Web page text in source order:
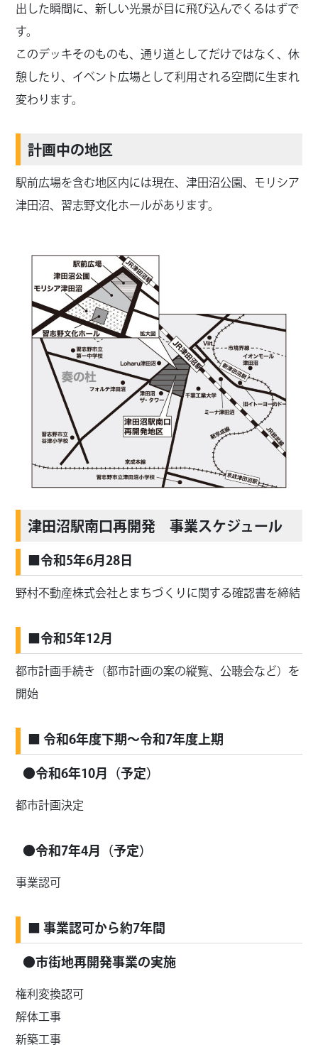
出した瞬間に、新しい光景が目に飛び込んでくるはずで
す。
このデッキそのものも、通り道としてだけではなく、休
憩したり、イベント広場として利用される空間に生まれ
変わります。
計画中の地区
駅前広場を含む地区内には現在、津田沼公園、モリシア
津田沼、習志野文化ホールがあります。
津田沼駅南口再開発 事業スケジュール
■令和5年6月28日
野村不動産株式会社とまちづくりに関する確認書を締結
■令和5年12月
都市計画手続き（都市計画の案の縦覧、公聴会など）を
開始
■ 令和6年度下期～令和7年度上期
●令和6年10月（予定）
都市計画決定
●令和7年4月（予定）
事業認可
■ 事業認可から約7年間
●市街地再開発事業の実施
権利変換認可
解体工事
新築工事